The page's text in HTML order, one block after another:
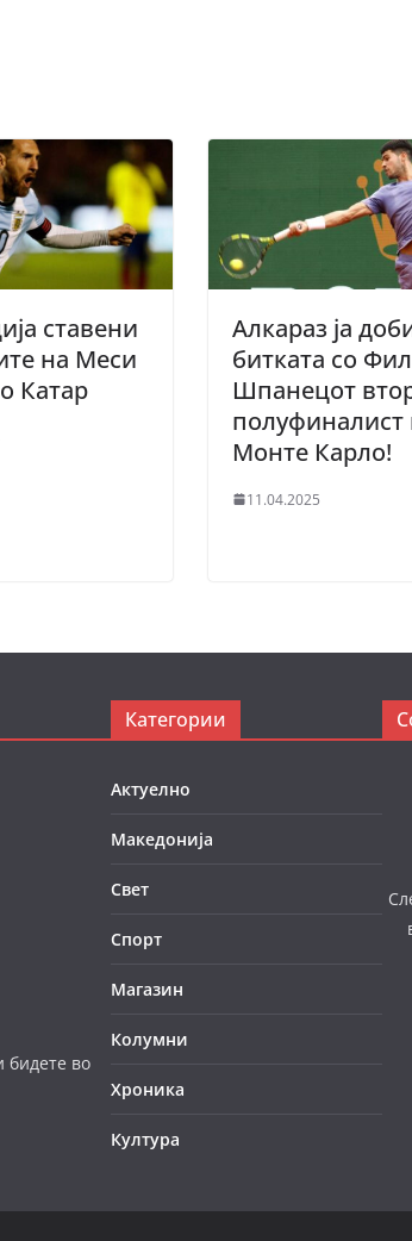
ставени
на Меси
Катар
Алкараз ја
битката со
Шпанецот
полуфиналист
Монте Карло!
11.04.2025
бидете во
Категории
Актуелно
Македонија
Свет
Спорт
Магазин
Колумни
Хроника
Култура